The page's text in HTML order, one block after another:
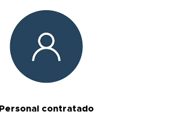
Personal contratado